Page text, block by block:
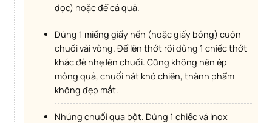
dọc) hoặc để cả quả.
Dùng 1 miếng giấy nến (hoặc giấy bóng) cuộn
chuối vài vòng. Để lên thớt rồi dùng 1 chiếc thớt
khác đè nhẹ lên chuối. Cũng không nên ép
mỏng quả, chuối nát khó chiên, thành phẩm
không đẹp mắt.
Nhúng chuối qua bột. Dùng 1 chiếc vá inox